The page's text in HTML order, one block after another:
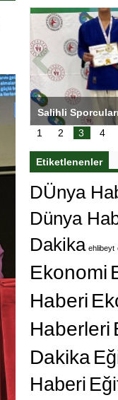
Salihli
1 2 3 4
Etiketlenenler
DÜnya
Dünya
Dakika ehlibeyt
Ekonomi
Haberi
Haberleri
Dakika
Haberi